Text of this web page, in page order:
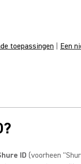
toepassingen Een
ID (voorheen